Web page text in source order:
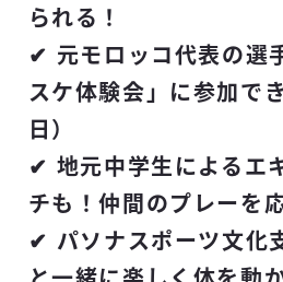
られる！
✔ 元モロッコ代表の選
スケ体験会」に参加で
日）
✔ 地元中学生によるエ
チも！仲間のプレーを
✔ パソナスポーツ文化